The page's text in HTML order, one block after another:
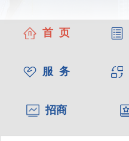
首 页
服 务
招商